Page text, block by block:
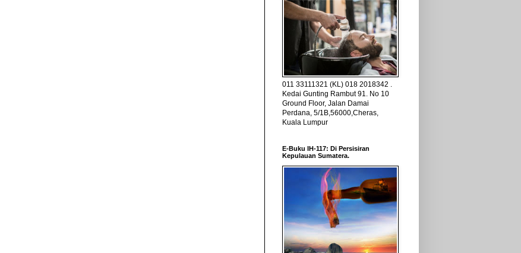
011 33111321 (KL) 018 2018342 .
Kedai Gunting Rambut 91. No 10
Ground Floor, Jalan Damai
Perdana, 5/1B,56000,Cheras,
Kuala Lumpur
E-Buku IH-117: Di Persisiran
Kepulauan Sumatera.